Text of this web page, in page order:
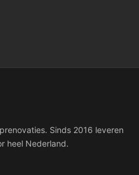
Sinds 2016 leveren
heel Nederland.